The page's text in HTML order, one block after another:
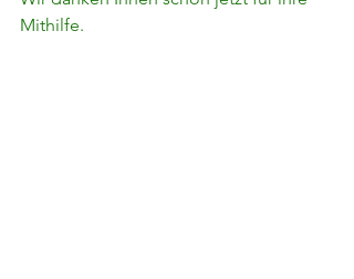
Mithilfe.